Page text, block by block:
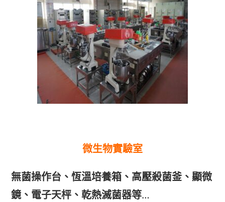
微生物實驗室
無菌操作台、恆溫培養箱、高壓殺菌釜、顯微
鏡、電子天枰、乾熱滅菌器等…